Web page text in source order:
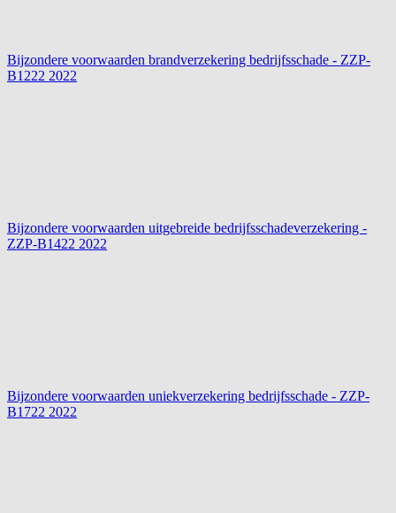
Bijzondere voorwaarden brandverzekering bedrijfsschade - ZZP-
B1222 2022
Bijzondere voorwaarden uitgebreide bedrijfsschadeverzekering -
ZZP-B1422 2022
Bijzondere voorwaarden uniekverzekering bedrijfsschade - ZZP-
B1722 2022